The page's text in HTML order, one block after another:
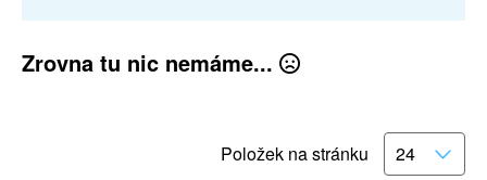
Zrovna tu nic nemáme...
Položek na stránku